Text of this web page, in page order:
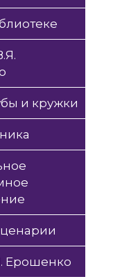
и кружки
Ерошенко